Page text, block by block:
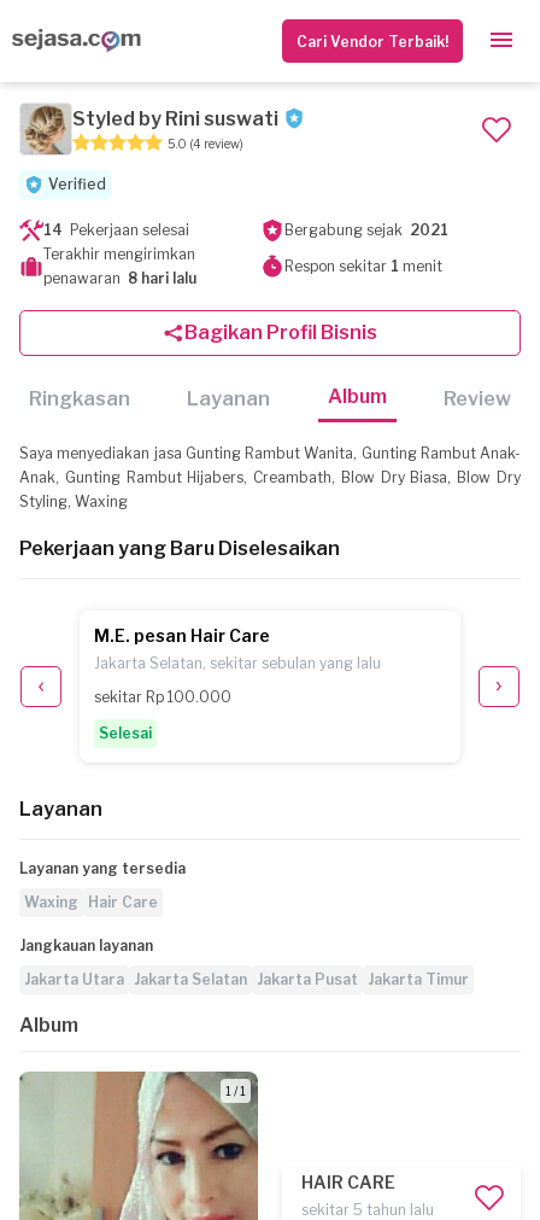
Cari Vendor Terbaik!
Styled by Rini suswati
5.0 (4 review)
Verified
14 Pekerjaan selesai Bergabung sejak 2021
Terakhir mengirimkan
penawaran 8 hari lalu
Respon sekitar 1 menit
Bagikan Profil Bisnis
Ringkasan Layanan Album Review
Saya menyediakan jasa Gunting Rambut Wanita, Gunting Rambut Anak-
Anak, Gunting Rambut Hijabers, Creambath, Blow Dry Biasa, Blow Dry
Styling, Waxing
Pekerjaan yang Baru Diselesaikan
M.E. pesan Hair Care
Jakarta Selatan, sekitar sebulan yang lalu
sekitar Rp 100.000
Selesai
Rp
Layanan
Layanan yang tersedia
Waxing
Hair Care
Jangkauan layanan
Jakarta Utara Jakarta Selatan Jakarta Pusat Jakarta Timur
Album
1 / 1
HAIR CARE
sekitar 5 tahun lalu